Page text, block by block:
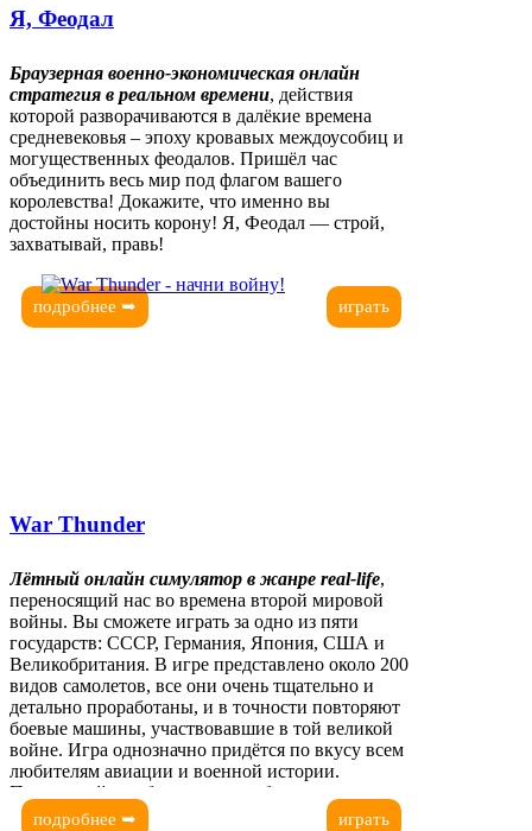
Я, Феодал
Браузерная военно-экономическая онлайн
стратегия в реальном времени, действия
которой разворачиваются в далёкие времена
средневековья – эпоху кровавых междоусобиц и
могущественных феодалов. Пришёл час
объединить весь мир под флагом вашего
королевства! Докажите, что именно вы
достойны носить корону! Я, Феодал — строй,
захватывай, правь!
играть
подробнее ➥
War Thunder
Лётный онлайн симулятор в жанре real-life,
переносящий нас во времена второй мировой
войны. Вы сможете играть за одно из пяти
государств: СССР, Германия, Япония, США и
Великобритания. В игре представлено около 200
видов самолетов, все они очень тщательно и
детально проработаны, и в точности повторяют
боевые машины, участвовавшие в той великой
войне. Игра однозначно придётся по вкусу всем
любителям авиации и военной истории.
Почувствуйте себя настоящим боевым пилотом
второй мировой войны! Присоединяйтесь!играть
подробнее ➥